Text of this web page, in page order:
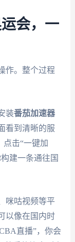
会，一
作。整个过程
装番茄加速器
看到清晰的服
点击“一键加
建一条通往国
咪咕视频等平
以像在国内时
直播”，你会